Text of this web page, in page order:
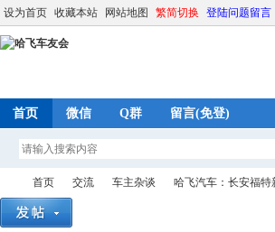
设为首页 收藏本站 网站地图 繁简切换 登陆问题留言
首页 微信 Q群 留言(免登)
首页 交流 车主杂谈 哈飞汽车：长安福